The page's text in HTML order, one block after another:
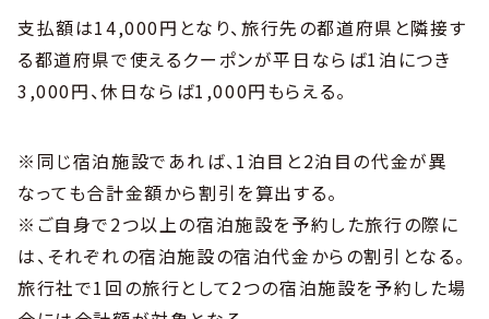
支払額は14,000円となり、旅行先の都道府県と隣接す
る都道府県で使えるクーポンが平日ならば1泊につき
3,000円、休日ならば1,000円もらえる。
※同じ宿泊施設であれば、1泊目と2泊目の代金が異
なっても合計金額から割引を算出する。
※ご自身で2つ以上の宿泊施設を予約した旅行の際に
は、それぞれの宿泊施設の宿泊代金からの割引となる。
旅行社で1回の旅行として2つの宿泊施設を予約した場